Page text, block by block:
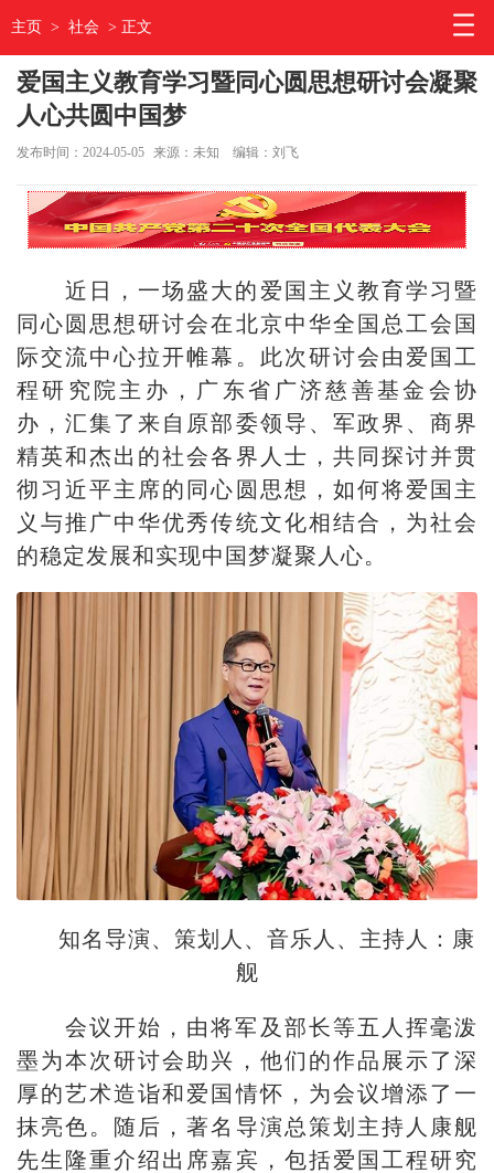
主页 > 社会 > 正文
爱国主义教育学习暨同心圆思想研讨会凝聚
人心共圆中国梦
发布时间：2024-05-05 来源：未知 编辑：刘飞
近日，一场盛大的爱国主义教育学习暨
同心圆思想研讨会在北京中华全国总工会国
际交流中心拉开帷幕。此次研讨会由爱国工
程研究院主办，广东省广济慈善基金会协
办，汇集了来自原部委领导、军政界、商界
精英和杰出的社会各界人士，共同探讨并贯
彻习近平主席的同心圆思想，如何将爱国主
义与推广中华优秀传统文化相结合，为社会
的稳定发展和实现中国梦凝聚人心。
知名导演、策划人、音乐人、主持人：康
舰
会议开始，由将军及部长等五人挥毫泼
墨为本次研讨会助兴，他们的作品展示了深
厚的艺术造诣和爱国情怀，为会议增添了一
抹亮色。随后，著名导演总策划主持人康舰
先生隆重介绍出席嘉宾，包括爱国工程研究